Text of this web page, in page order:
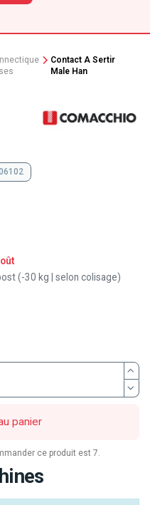
Contact A Sertir
Male Han
(-30 kg | selon colisage)
panier
ce produit est 7.